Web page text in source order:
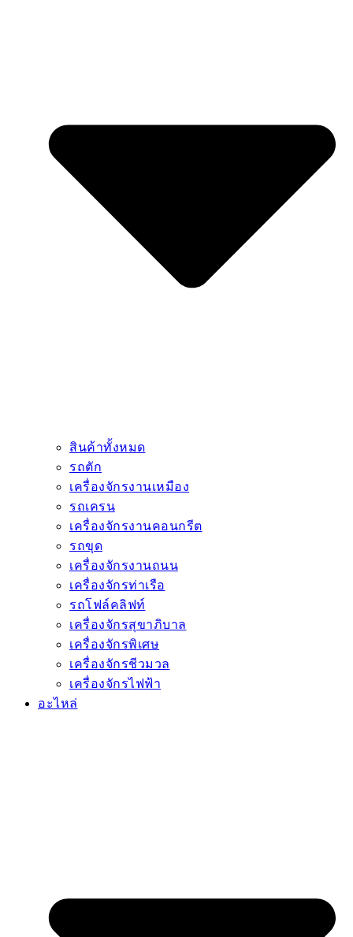
สินค้าทั้งหมด
รถตัก
เครื่องจักรงานเหมือง
รถเครน
เครื่องจักรงานคอนกรีต
รถขุด
เครื่องจักรงานถนน
เครื่องจักรท่าเรือ
รถโฟล์คลิฟท์
เครื่องจักรสุขาภิบาล
เครื่องจักรพิเศษ
เครื่องจักรชีวมวล
เครื่องจักรไฟฟ้า
อะไหล่